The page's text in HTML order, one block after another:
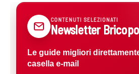
CONTENUTI SELEZIONATI
Newsletter
Le guide migliori
casella e-mail